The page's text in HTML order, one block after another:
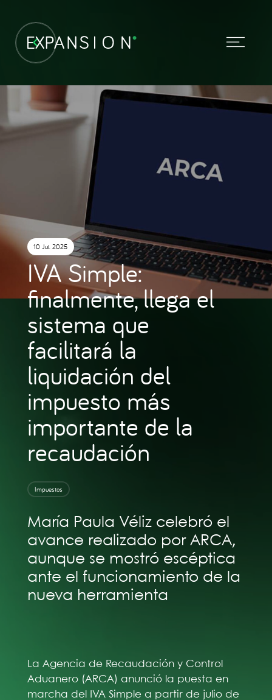
10 Jul. 2025
IVA Simple:
finalmente, llega el
sistema que
facilitará la
liquidación del
impuesto más
importante de la
recaudación
Impuestos
María Paula Véliz celebró el
avance realizado por ARCA,
aunque se mostró escéptica
ante el funcionamiento de la
nueva herramienta
La Agencia de Recaudación y Control
Aduanero (ARCA) anunció la puesta en
marcha del IVA Simple a partir de julio de